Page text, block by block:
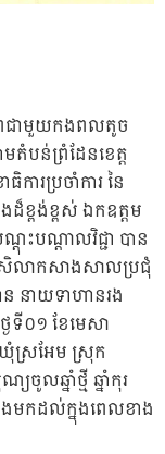
ាពជាមួយកងពលតូច
តំបន់ព្រំដែនខេត្ត
ារប្រចាំការ នៃ
ដ៏ខ្ពង់ខ្ពស់ ឯកឧត្តម
ះបណ្ដាលវិជ្ជា បាន
សិលាកសាងសាលប្រជុំ
ាយទាហានរង
ទី០១ ខែមេសា
ស្រអែម ស្រុក
យចូលឆ្នាំថ្មី ឆ្នាំកុរ
មកដល់ក្នុងពេលខាង